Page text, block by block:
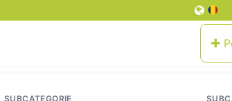
SUBCATEGORIE